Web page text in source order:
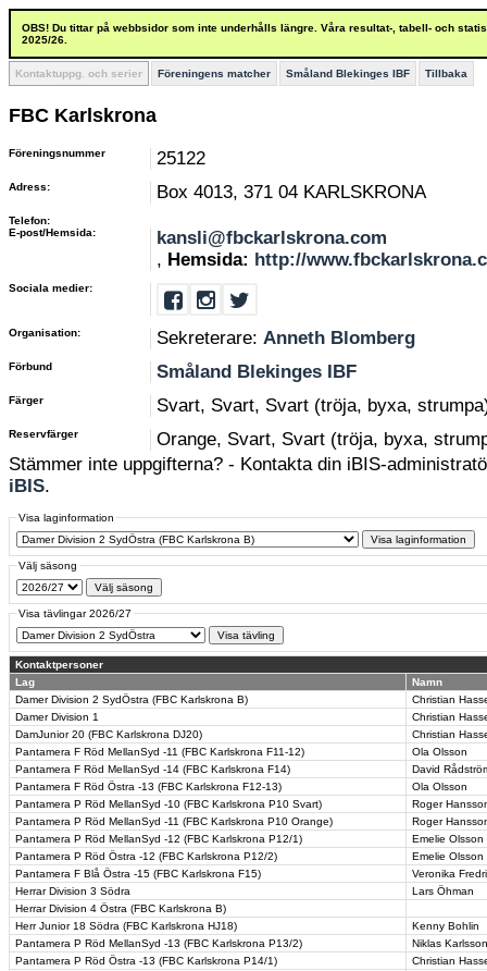
OBS! Du tittar på webbsidor som inte underhålls längre. Våra resultat-, tabell- och
2025/26.
Kontaktuppg. och serier Föreningens matcher Småland Blekinges IBF Tillbaka
FBC Karlskrona
Föreningsnummer 25122
Adress: Box 4013, 371 04 KARLSKRONA
Telefon:
E-post/Hemsida:
kansli@fbckarlskrona.com
, Hemsida: http://
Sociala medier:
Organisation: Sekreterare: Anneth Blomberg
Förbund Småland Blekinges IBF
Färger Svart, Svart, Svart (tröja, byxa,
Reservfärger
Orange, Svart, Svart (tröja, byxa,
Stämmer inte uppgifterna? - Kontakta din iBIS-
iBIS.
Visa laginformation
Välj säsong
Visa tävlingar 2026/27
Kontaktpersoner
Lag
Namn
Damer Division 2 SydÖstra (FBC Karlskrona B)
Christian
Damer Division 1
Christian
DamJunior 20 (FBC Karlskrona DJ20)
Christian
Pantamera F Röd MellanSyd -11 (FBC Karlskrona F11-12)
Ola Olsson
Pantamera F Röd MellanSyd -14 (FBC Karlskrona F14)
David
Pantamera F Röd Östra -13 (FBC Karlskrona F12-13)
Ola Olsson
Pantamera P Röd MellanSyd -10 (FBC Karlskrona P10 Svart)
Roger
Pantamera P Röd MellanSyd -11 (FBC Karlskrona P10 Orange)
Roger
Pantamera P Röd MellanSyd -12 (FBC Karlskrona P12/1)
Emelie Olsson
Pantamera P Röd Östra -12 (FBC Karlskrona P12/2)
Emelie Olsson
Pantamera F Blå Östra -15 (FBC Karlskrona F15)
Veronika
Herrar Division 3 Södra
Lars Öhman
Herrar Division 4 Östra (FBC Karlskrona B)
Herr Junior 18 Södra (FBC Karlskrona HJ18)
Kenny Bohlin
Pantamera P Röd MellanSyd -13 (FBC Karlskrona P13/2)
Niklas Karlsson
Pantamera P Röd Östra -13 (FBC Karlskrona P14/1)
Christian